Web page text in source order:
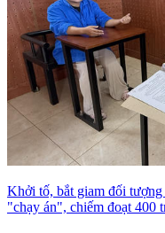
Khởi tố, bắt giam đối
"chạy án", chiếm đoạt 400